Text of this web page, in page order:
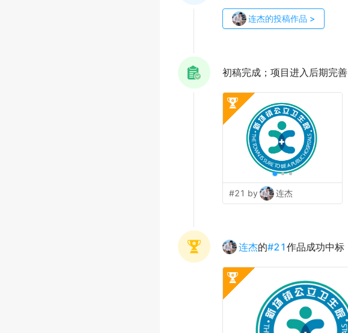
连杰的投稿作品 >
初稿完成；项目进入后期完善
#21 by 连杰
连杰的#21 作品成功中标